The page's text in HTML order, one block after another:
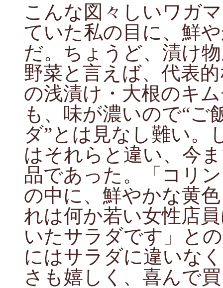
こんな図々しいワガ
ていた私の目に、鮮
だ。ちょうど、漬け
野菜と言えば、代表
の浅漬け・大根のキ
も、味が濃いので“ご
ダ”とは見なし難い。
はそれらと違い、今
品であった。「コリ
の中に、鮮やかな黄
れは何か若い女性店
いたサラダです」と
にはサラダに違いな
さも嬉しく、喜んで